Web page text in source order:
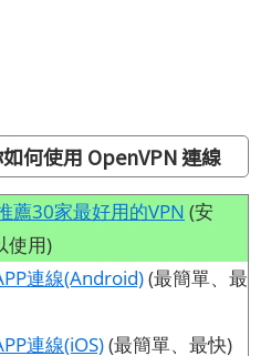
何使用 OpenVPN 連線
薦30家最好用的VPN (安
使用)
連線(Android)(最簡單、最
連線(iOS)(最簡單、最快)